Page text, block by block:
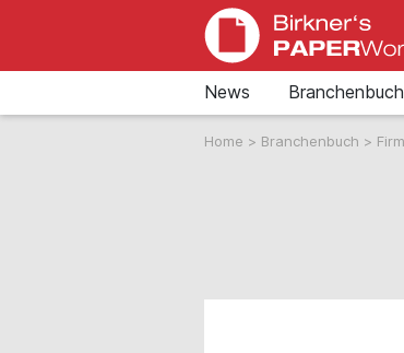
News Branchenbuch
Home > Branchenbuch >